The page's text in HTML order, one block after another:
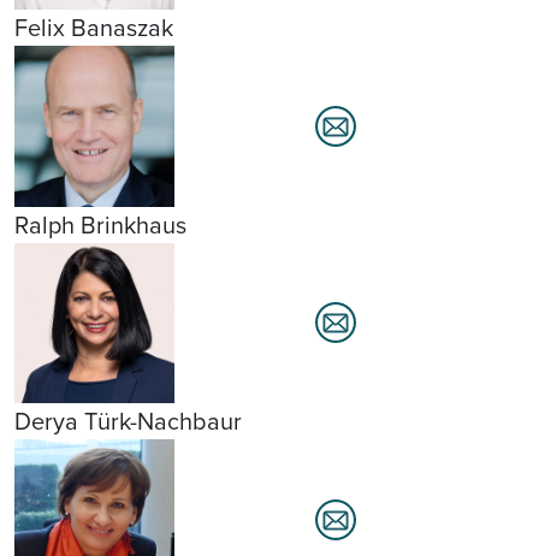
Felix Banaszak
Ralph Brinkhaus
Derya Türk-Nachbaur